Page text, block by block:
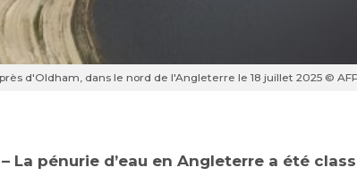
d'Oldham, dans le nord de l'Angleterre le 18 juillet 2025 ©
La pénurie d’eau en Angleterre a été